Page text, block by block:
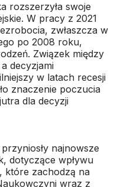
rozszerzyła swoje
W pracy z 2021
zwłaszcza w
po 2008 roku,
Związek między
decyzjami
w latach recesji
znaczenie poczucia
dla decyzji
najnowsze
dotyczące wpływu
które zachodzą na
wraz z